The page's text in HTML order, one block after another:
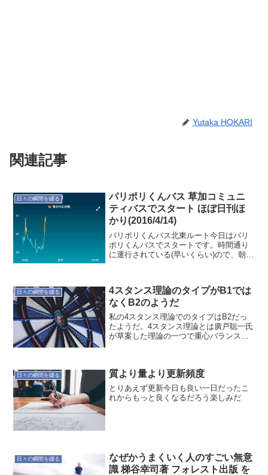
Yutaka HOKARI
関連記事
日々の瞬間を綴る
パリポリくんバス 草加コミュニ
ティバスでスタート ほぼ日刊ほ
かり(2016/4/14)
パリポリくんバス北東ルート今日はパリ
ポリくんバスでスタートです。時間通り
に運行されている(早いくらい)ので、朝の
遅れるんですよ。...
日々の瞬間を綴る
4スタンス理論のタイプがB1では
なくB2のようだ
私の4スタンス理論でのタイプはB2だっ
たようだ。4スタンス理論とは廣戸聡一氏
が草案した理論の一つで重心バランスに
合わせでライプが...
日々の瞬間を綴る 質より量より更新頻度
とりあえず更新今日も良い一日だったこ
れからもっと良くなるだろう楽しみだ
日々の瞬間を綴る
なぜかうまくいく人のすごい無意
識 梯谷幸司著 フォレスト出版 を